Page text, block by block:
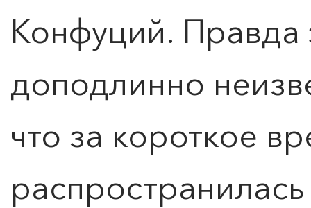
Конфуций. Правда
доподлинно
что за короткое
Расписание